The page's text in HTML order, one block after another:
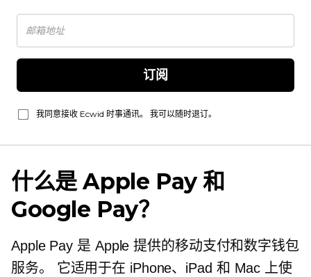
订阅
我同意接收 Ecwid 时事通讯。 我可以随时退订。
什么是 Apple Pay 和
Google Pay？
Apple Pay 是 Apple 提供的移动支付和数字钱包
服务。 它适用于在 iPhone、iPad 和 Mac 上使